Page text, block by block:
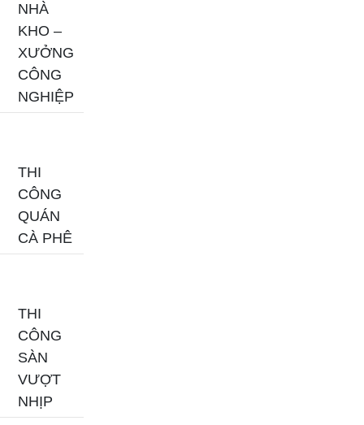
NHÀ
KHO –
XƯỞNG
CÔNG
NGHIỆP
THI
CÔNG
QUÁN
CÀ PHÊ
THI
CÔNG
SÀN
VƯỢT
NHỊP